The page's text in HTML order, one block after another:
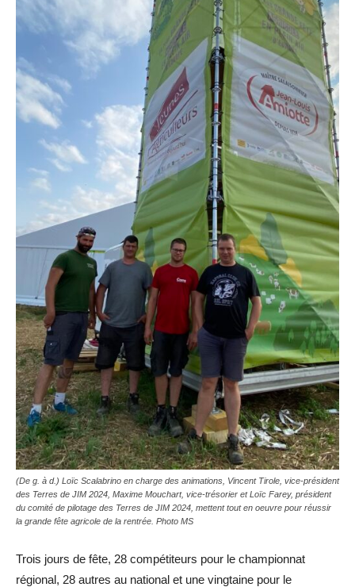
(De g. à d.) Loïc Scalabrino en charge des animations, Vincent Tirole, vice-président
des Terres de JIM 2024, Maxime Mouchart, vice-trésorier et Loïc Farey, président
du comité de pilotage des Terres de JIM 2024, mettent tout en oeuvre pour réussir
la grande fête agricole de la rentrée. Photo MS
Trois jours de fête, 28 compétiteurs pour le championnat
régional, 28 autres au national et une vingtaine pour le